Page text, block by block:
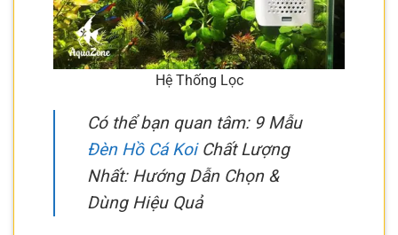
Hệ Thống Lọc
Có thể bạn quan tâm: 9 Mẫu
Đèn Hồ Cá KoiChất Lượng
Nhất: Hướng Dẫn Chọn &
Dùng Hiệu Quả